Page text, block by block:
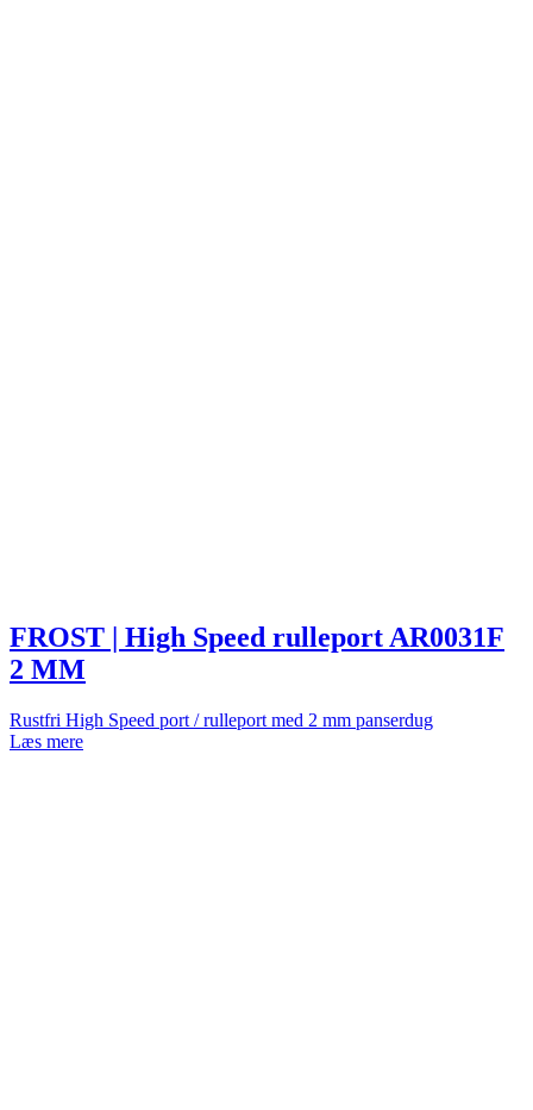
FROST | High Speed rulleport AR0031F
2 MM
Rustfri High Speed port / rulleport med 2 mm panserdug
Læs mere